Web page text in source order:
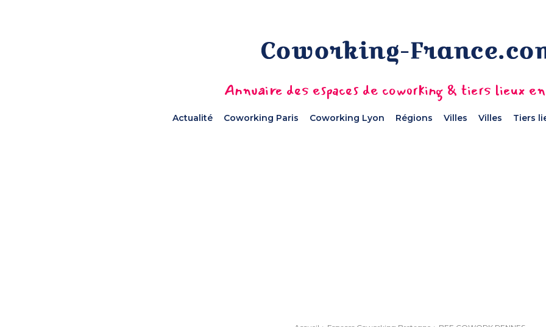
Annuaire des espaces de coworking & tiers lieux
Actualité Coworking Paris Coworking Lyon Régions Villes Villes Tiers